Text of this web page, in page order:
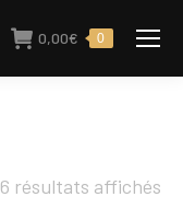
0,00€ 0
6 résultats affichés